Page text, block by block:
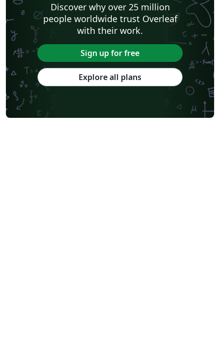
Discover why over 25 million
people worldwide trust Overleaf
with their work.
Sign up for free
Explore all plans